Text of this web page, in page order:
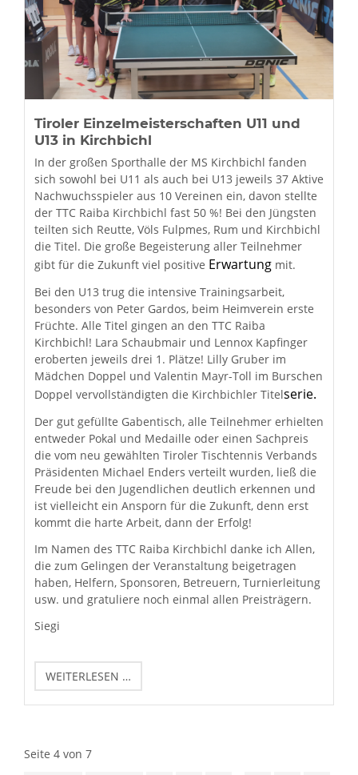
Tiroler Einzelmeisterschaften U11 und
U13 in Kirchbichl
In der großen Sporthalle der MS Kirchbichl fanden
sich sowohl bei U11 als auch bei U13 jeweils 37 Aktive
Nachwuchsspieler aus 10 Vereinen ein, davon stellte
der TTC Raiba Kirchbichl fast 50 %! Bei den Jüngsten
teilten sich Reutte, Völs Fulpmes, Rum und Kirchbichl
die Titel. Die große Begeisterung aller Teilnehmer
gibt für die Zukunft viel positive Erwartung mit.
Bei den U13 trug die intensive Trainingsarbeit,
besonders von Peter Gardos, beim Heimverein erste
Früchte. Alle Titel gingen an den TTC Raiba
Kirchbichl! Lara Schaubmair und Lennox Kapfinger
eroberten jeweils drei 1. Plätze! Lilly Gruber im
Mädchen Doppel und Valentin Mayr-Toll im Burschen
Doppel vervollständigten die Kirchbichler Titelserie.
Der gut gefüllte Gabentisch, alle Teilnehmer erhielten
entweder Pokal und Medaille oder einen Sachpreis
die vom neu gewählten Tiroler Tischtennis Verbands
Präsidenten Michael Enders verteilt wurden, ließ die
Freude bei den Jugendlichen deutlich erkennen und
ist vielleicht ein Ansporn für die Zukunft, denn erst
kommt die harte Arbeit, dann der Erfolg!
Im Namen des TTC Raiba Kirchbichl danke ich Allen,
die zum Gelingen der Veranstaltung beigetragen
haben, Helfern, Sponsoren, Betreuern, Turnierleitung
usw. und gratuliere noch einmal allen Preisträgern.
Siegi
WEITERLESEN …
EINZELMEISTERSCHAFTEN
U11
Seite 4 von 7